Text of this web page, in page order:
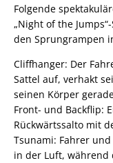
Folgende
„Night of the
den Sprungrampen
Cliffhanger: Der
Sattel auf, verhakt
seinen Körper
Front- und Backflip:
Rückwärtssalto mit
Tsunami: Fahrer
in der Luft, während